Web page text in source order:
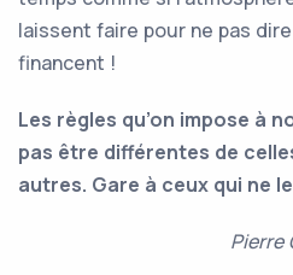
laissent faire pour ne pas
financent !
Les règles qu’on impose à
pas être différentes de
autres. Gare à ceux qui ne
Pierre